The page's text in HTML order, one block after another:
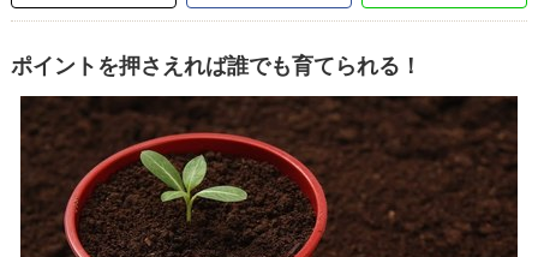
ポイントを押さえれば誰でも育てられる！